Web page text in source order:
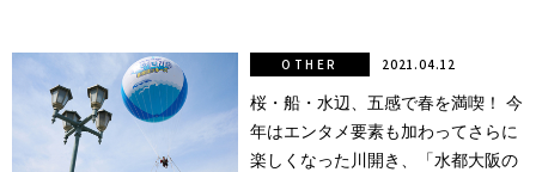
ー
プール
桜・船・水辺、五感で春を満喫！ 今
年はエンタメ要素も加わってさらに
楽しくなった川開き、「水都大阪の
OTHER 2021.04.12